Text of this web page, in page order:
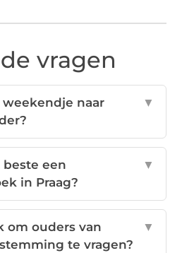
vragen
naar
▼
een
in Praag?
▼
om ouders van
te vragen?
▼